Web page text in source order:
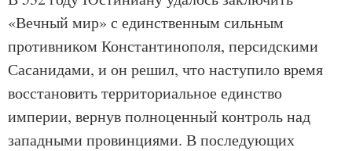
«Вечный мир» с единственным сильным
противником Константинополя, персидскими
Сасанидами, и он решил, что наступило время
восстановить территориальное единство
империи, вернув полноценный контроль над
западными провинциями. В последующих